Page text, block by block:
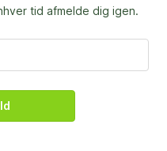
tid afmelde dig igen.